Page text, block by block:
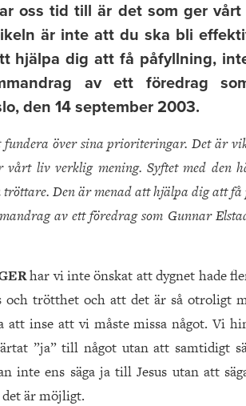
oss tid till är det som ger
är inte att du ska bli
hjälpa dig att få påfyllning,
av ett föredrag
den 14 september 2003.
över sina prioriteringar. Det är
liv verklig mening. Syftet med den
tröttare. Den är menad att hjälpa dig att
av ett föredrag som Gunnar
har vi inte önskat att dygnet hade
och trötthet och att det är så otroligt
att inse att vi måste missa något. Vi
”ja” till något utan att samtidigt
inte ens säga ja till Jesus utan att
är möjligt.